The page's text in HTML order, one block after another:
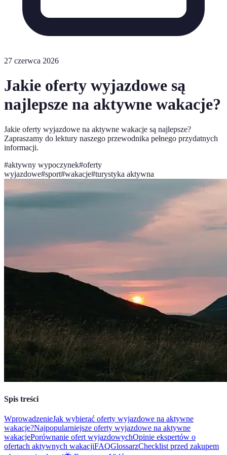
27 czerwca 2026
Jakie oferty wyjazdowe są
najlepsze na aktywne wakacje?
Jakie oferty wyjazdowe na aktywne wakacje są najlepsze?
Zapraszamy do lektury naszego przewodnika pełnego przydatnych
informacji.
#aktywny wypoczynek#oferty
wyjazdowe#sport#wakacje#turystyka aktywna
Spis treści
WprowadzenieJak wybierać oferty wyjazdowe na aktywne
wakacje?Najpopularniejsze oferty wyjazdowe na aktywne
wakacjePorównanie ofert wyjazdowychOpinie ekspertów o
ofertach aktywnych wakacjiFAQGlossarzChecklist przed zakupem